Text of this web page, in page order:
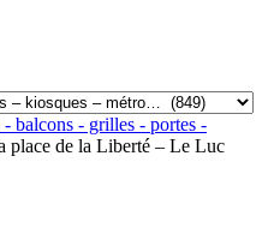
- balcons - grilles - portes -
place de la Liberté – Le Luc